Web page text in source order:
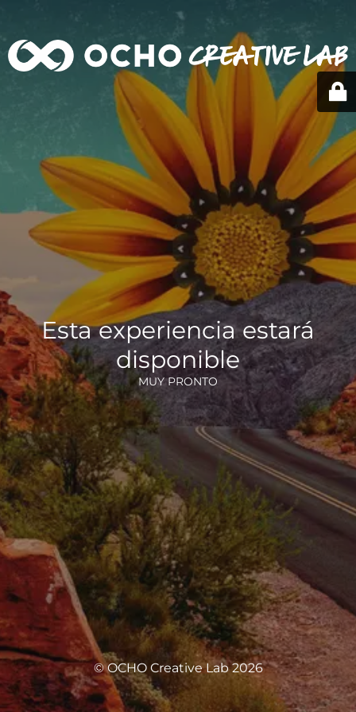
Esta experiencia estará
disponible
MUY PRONTO
© OCHO Creative Lab 2026